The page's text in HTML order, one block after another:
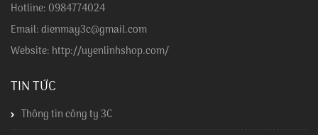
Hotline: 0984774024
Email: dienmay3c@gmail.com
Website: http://uyenlinhshop.com/
TIN TỨC
Thông tin công ty 3C